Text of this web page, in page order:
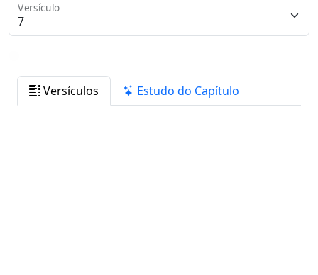
Versículo
Versículos Estudo do Capítulo